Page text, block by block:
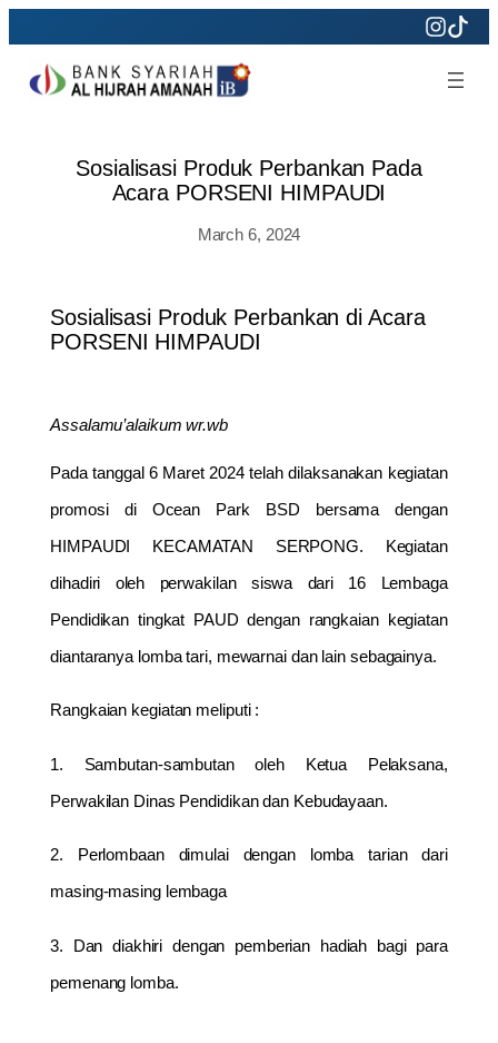
to
content
Sosialisasi Produk Perbankan Pada
Acara PORSENI HIMPAUDI
March 6, 2024
Sosialisasi Produk Perbankan di Acara
PORSENI HIMPAUDI
Assalamu’alaikum wr.wb
Pada tanggal 6 Maret 2024 telah dilaksanakan kegiatan
promosi di Ocean Park BSD bersama dengan
HIMPAUDI KECAMATAN SERPONG. Kegiatan
dihadiri oleh perwakilan siswa dari 16 Lembaga
Pendidikan tingkat PAUD dengan rangkaian kegiatan
diantaranya lomba tari, mewarnai dan lain sebagainya.
Rangkaian kegiatan meliputi :
1. Sambutan-sambutan oleh Ketua Pelaksana,
Perwakilan Dinas Pendidikan dan Kebudayaan.
2. Perlombaan dimulai dengan lomba tarian dari
masing-masing lembaga
3. Dan diakhiri dengan pemberian hadiah bagi para
pemenang lomba.